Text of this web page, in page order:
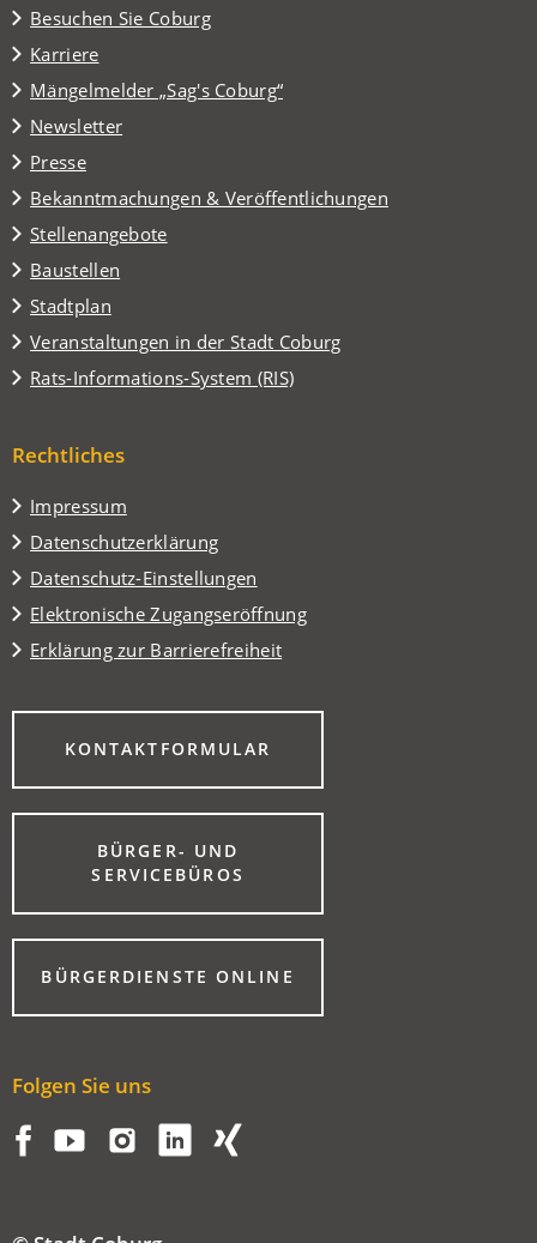
Besuchen Sie Coburg
(Öffnet
in
einem
neuen
Tab)
Karriere
Mängelmelder „Sag's Coburg“
(Öffnet
in
einem
neuen
Tab)
Newsletter
Presse
Bekanntmachungen & Veröffentlichungen
Stellenangebote
Baustellen
Stadtplan
(Öffnet
in
einem
neuen
Veranstaltungen in der Stadt Coburg
(Öffnet
in
einem
Tab)
Rats-Informations-System (RIS)
(Öffnet
neuen
Rechtliches
Impressum
Datenschutzerklärung
Datenschutz-Einstellungen
Elektronische Zugangseröffnung
Erklärung zur Barrierefreiheit
KONTAKTFORMULAR
(ÖFFNET
EINEM
NEUEN
BÜRGER- UND
SERVICEBÜROS
(ÖFFNET
EINEM
NEUEN
TAB)BÜRGERDIENSTE ONLINE
(ÖFFNET
TAB)
Folgen Sie uns